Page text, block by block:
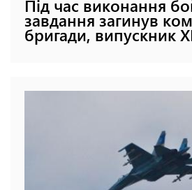
Під час виконання
завдання загинув
бригади, випускник